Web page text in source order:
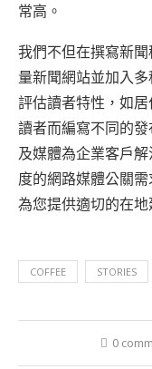
常高。
我們不但在撰寫新
量新聞網站並加入
評估讀者特性，如
讀者而編寫不同的
及媒體為企業客戶
度的網路媒體公關
為您提供適切的在地
COFFEE STORIES
0